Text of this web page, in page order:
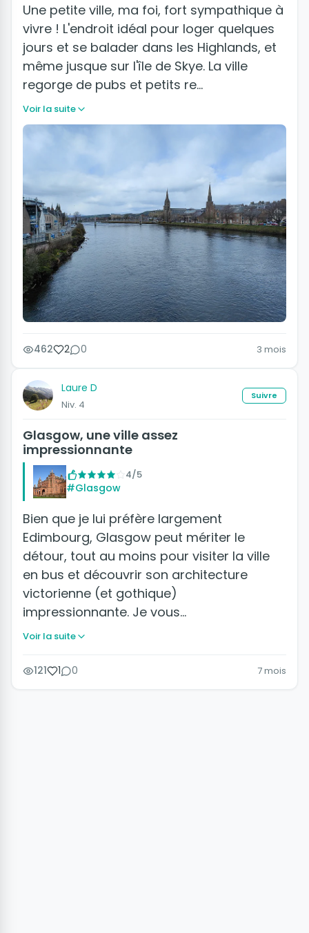
Une petite ville, ma foi, fort sympathique à
vivre ! L'endroit idéal pour loger quelques
jours et se balader dans les Highlands, et
même jusque sur l'île de Skye. La ville
regorge de pubs et petits re…
Voir la suite
462 2 0 3 mois
Laure D
Niv. 4
Suivre
Glasgow, une ville assez
impressionnante
4/5
#Glasgow
Bien que je lui préfère largement
Edimbourg, Glasgow peut mériter le
détour, tout au moins pour visiter la ville
en bus et découvrir son architecture
victorienne (et gothique)
impressionnante. Je vous…
Voir la suite
121 1 0 7 mois